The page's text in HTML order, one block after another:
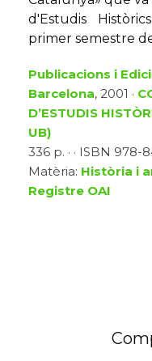
d'Estudis
primer semestre
Publicacions i
Barcelona, 2001 ·
D’ESTUDIS
UB)
336 p. · · ISBN 978-
Matèria: Història i
Registre OAI